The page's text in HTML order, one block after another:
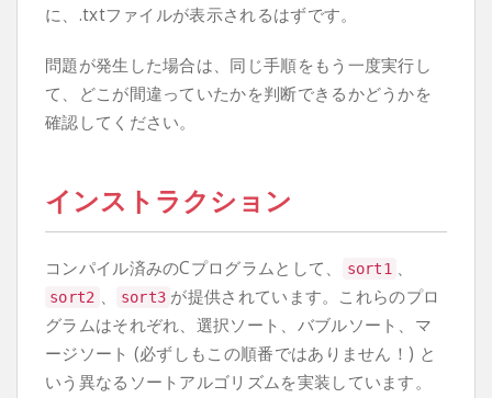
に、.txtファイルが表示されるはずです。
問題が発生した場合は、同じ手順をもう一度実行し
て、どこが間違っていたかを判断できるかどうかを
確認してください。
インストラクション
コンパイル済みのCプログラムとして、 sort1 、
sort2 、 sort3 が提供されています。これらのプロ
グラムはそれぞれ、選択ソート、バブルソート、マ
ージソート (必ずしもこの順番ではありません！) と
いう異なるソートアルゴリズムを実装しています。